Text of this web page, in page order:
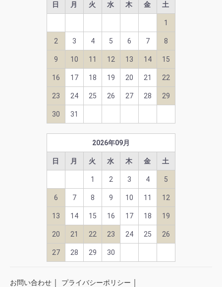
日 月 火 水 木 金 土
1
2 3 4 5 6 7 8
9 10 11 12 13 14 15
16 17 18 19 20 21 22
23 24 25 26 27 28 29
30 31
2026年09月
日 月 火 水 木 金 土
1 2 3 4 5
6 7 8 9 10 11 12
13 14 15 16 17 18 19
20 21 22 23 24 25 26
27 28 29 30
お問い合わせ プライバシーポリシー